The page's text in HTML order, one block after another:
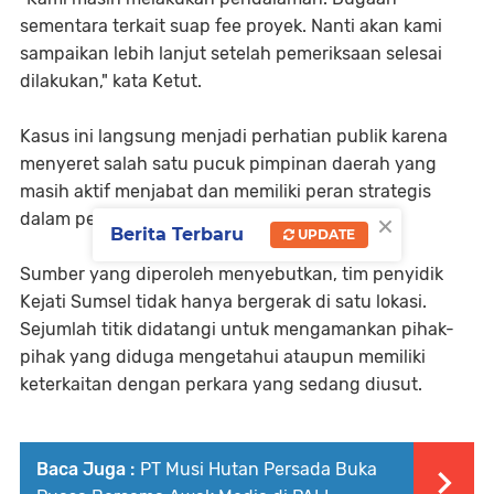
sementara terkait suap fee proyek. Nanti akan kami
sampaikan lebih lanjut setelah pemeriksaan selesai
dilakukan," kata Ketut.
Kasus ini langsung menjadi perhatian publik karena
menyeret salah satu pucuk pimpinan daerah yang
masih aktif menjabat dan memiliki peran strategis
dalam pemerintahan Kabupaten PALI.
Sumber yang diperoleh menyebutkan, tim penyidik
Kejati Sumsel tidak hanya bergerak di satu lokasi.
Sejumlah titik didatangi untuk mengamankan pihak-
pihak yang diduga mengetahui ataupun memiliki
keterkaitan dengan perkara yang sedang diusut.
Baca Juga : PT Musi Hutan Persada Buka
×
Berita Terbaru UPDATE